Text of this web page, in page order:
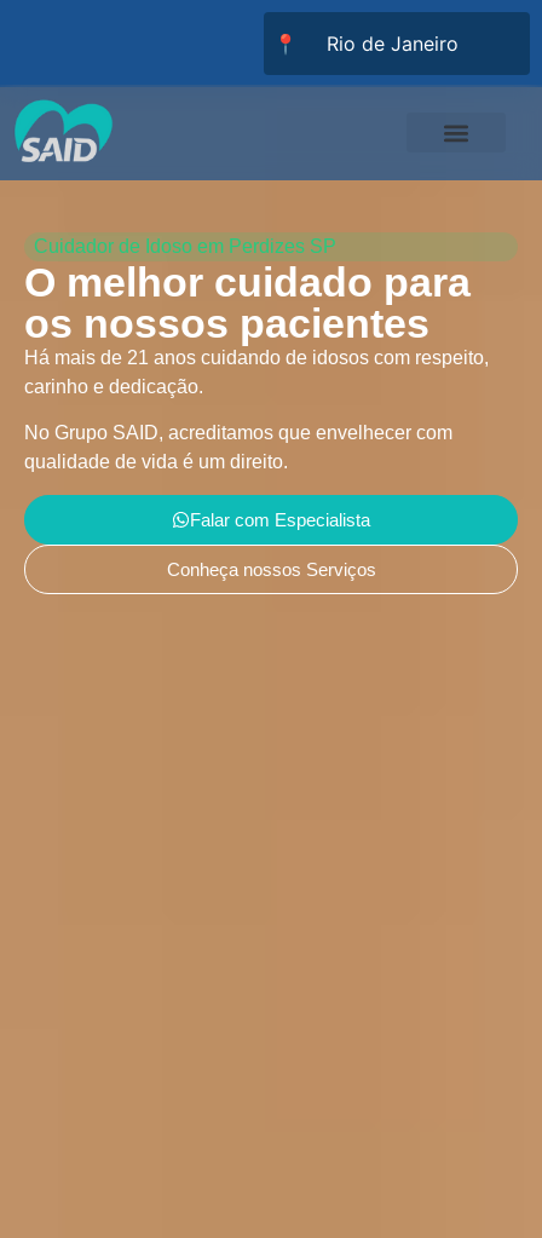
📍
Cuidador de Idoso em Perdizes SP
O melhor cuidado para
os nossos pacientes
Há mais de 21 anos cuidando de idosos com respeito,
carinho e dedicação.
No Grupo SAID, acreditamos que envelhecer com
qualidade de vida é um direito.
Falar com Especialista
Conheça nossos Serviços